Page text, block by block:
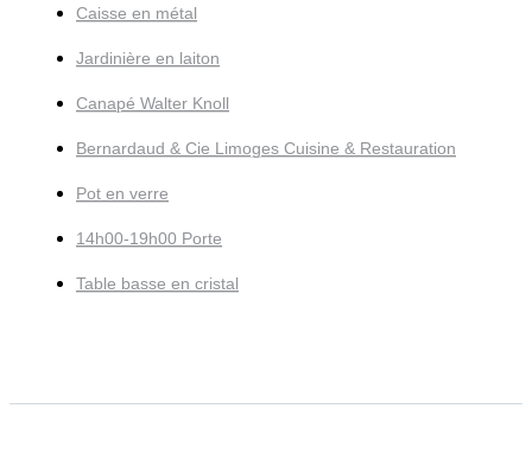
Caisse en métal
Jardinière en laiton
Canapé Walter Knoll
Bernardaud & Cie Limoges Cuisine & Restauration
Pot en verre
14h00-19h00 Porte
Table basse en cristal